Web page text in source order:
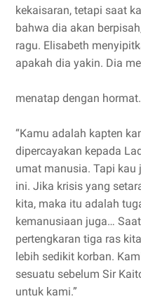
kekaisaran, tetapi saat
bahwa dia akan
ragu. Elisabeth
apakah dia yakin. Dia
menatap dengan hormat.
“Kamu adalah kapten
dipercayakan kepada
umat manusia. Tapi kau
ini. Jika krisis yang
kita, maka itu adalah
kemanusiaan juga…
pertengkaran tiga ras
lebih sedikit korban.
sesuatu sebelum Sir
untuk kami.”